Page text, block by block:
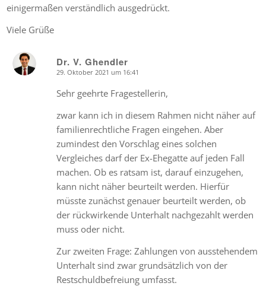
einigermaßen verständlich ausgedrückt.
Viele Grüße
Dr. V. Ghendler
29. Oktober 2021 um 16:41
Sehr geehrte Fragestellerin,
zwar kann ich in diesem Rahmen nicht näher auf
familienrechtliche Fragen eingehen. Aber
zumindest den Vorschlag eines solchen
Vergleiches darf der Ex-Ehegatte auf jeden Fall
machen. Ob es ratsam ist, darauf einzugehen,
kann nicht näher beurteilt werden. Hierfür
müsste zunächst genauer beurteilt werden, ob
der rückwirkende Unterhalt nachgezahlt werden
muss oder nicht.
Zur zweiten Frage: Zahlungen von ausstehendem
Unterhalt sind zwar grundsätzlich von der
Restschuldbefreiung umfasst.